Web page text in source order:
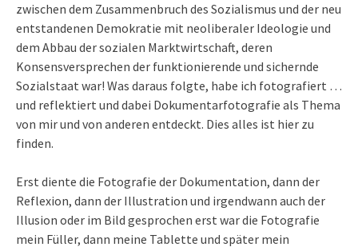
zwischen dem Zusammenbruch des Sozialismus und der neu
entstandenen Demokratie mit neoliberaler Ideologie und
dem Abbau der sozialen Marktwirtschaft, deren
Konsensversprechen der funktionierende und sichernde
Sozialstaat war! Was daraus folgte, habe ich fotografiert …
und reflektiert und dabei Dokumentarfotografie als Thema
von mir und von anderen entdeckt. Dies alles ist hier zu
finden.
Erst diente die Fotografie der Dokumentation, dann der
Reflexion, dann der Illustration und irgendwann auch der
Illusion oder im Bild gesprochen erst war die Fotografie
mein Füller, dann meine Tablette und später mein